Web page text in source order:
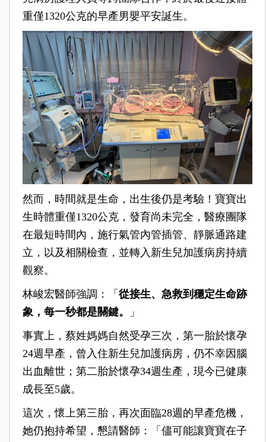
重僅1320公克的早產男嬰平安誕生。
然而，時間就是生命，出生後仍是考驗！寶寶出
生時體重僅1320公克，發育尚未完全，醫療團隊
在最短時間內，施行氣管內管插管、靜脈通路建
立，以及相關檢查，並轉入新生兒加護病房持續
觀察。
林峻宏醫師強調：「 從接生、急救到穩定生命跡
象，每一秒都是關鍵。
」
事實上，蔡姓媽媽自然受孕三次，第一胎於懷孕
24週早產，曾入住新生兒加護病房，仍不幸因腦
出血離世；第二胎於懷孕34週生產，現今已健康
成長至5歲。
這次，懷上第三胎，再次面臨28週的早產危機，
她仍抱持希望，懇請醫師：「儘可能讓寶寶在子